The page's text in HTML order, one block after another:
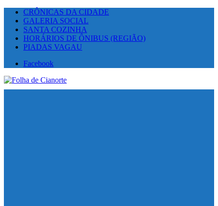
CRÔNICAS DA CIDADE
GALERIA SOCIAL
SANTA COZINHA
HORÁRIOS DE ÔNIBUS (REGIÃO)
PIADAS VAGAU
Facebook